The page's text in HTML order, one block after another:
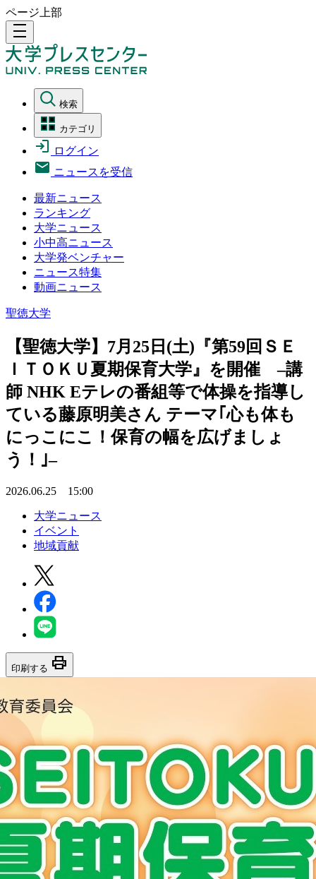
ページ上部
density_medium
検索
カテゴリ
ログイン
ニュースを受信
最新ニュース
ランキング
大学ニュース
小中高ニュース
大学発ベンチャー
ニュース特集
動画ニュース
聖徳大学
【聖徳大学】7月25日(土)『第59回ＳＥ
ＩＴＯＫＵ夏期保育大学』を開催 –講
師 NHK Eテレの番組等で体操を指導し
ている藤原明美さん テーマ｢心も体も
にっこにこ！保育の幅を広げましょ
う！｣–
2026.06.25 15:00
大学ニュース
イベント
地域貢献
印刷する print